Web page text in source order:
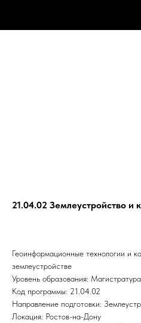
21.04.02 Землеустройство и
Геоинформационные технологии и
землеустройстве
Уровень образования: Магистратура
Код программы: 21.04.02
Направление подготовки:
Локация: Ростов-на-Дону